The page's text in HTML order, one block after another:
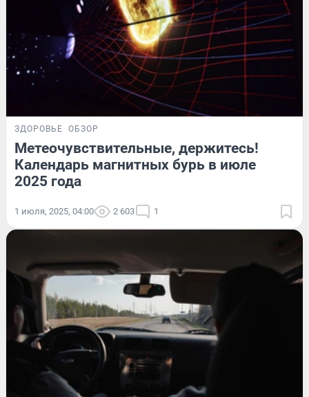
ЗДОРОВЬЕ ОБЗОР
Метеочувствительные, держитесь!
Календарь магнитных бурь в июле
2025 года
1 июля, 2025, 04:00 2 603 1